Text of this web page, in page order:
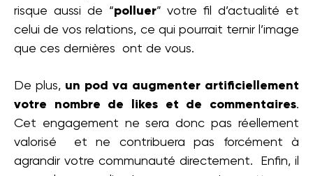
risque aussi de “polluer” votre fil d’actualité et
celui de vos relations, ce qui pourrait ternir l’image
que ces dernières ont de vous.
De plus, un pod va augmenter artificiellement
votre nombre de likes et de commentaires.
Cet engagement ne sera donc pas réellement
valorisé et ne contribuera pas forcément à
agrandir votre communauté directement. Enfin, il